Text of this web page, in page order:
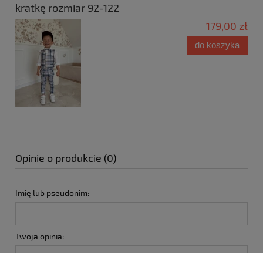
kratkę rozmiar 92-122
179,00 zł
do koszyka
Opinie o produkcie (0)
Imię lub pseudonim:
Twoja opinia: